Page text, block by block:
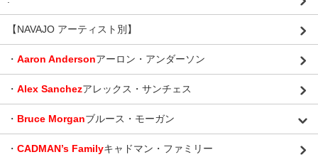
【NAVAJO アーティスト別】
・ Aaron Andersonアーロン・アンダーソン
・ Alex Sanchezアレックス・サンチェス
・ Bruce Morganブルース・モーガン
・ CADMAN’s Familyキャドマン・ファミリー